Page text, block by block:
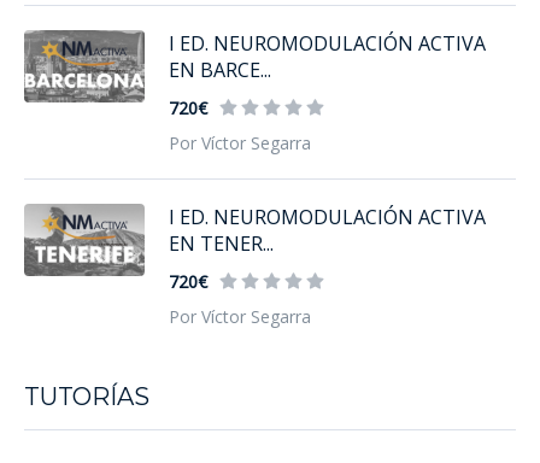
I ED. NEUROMODULACIÓN ACTIVA
EN BARCE...
720€
Por Víctor Segarra
I ED. NEUROMODULACIÓN ACTIVA
EN TENER...
720€
Por Víctor Segarra
TUTORÍAS